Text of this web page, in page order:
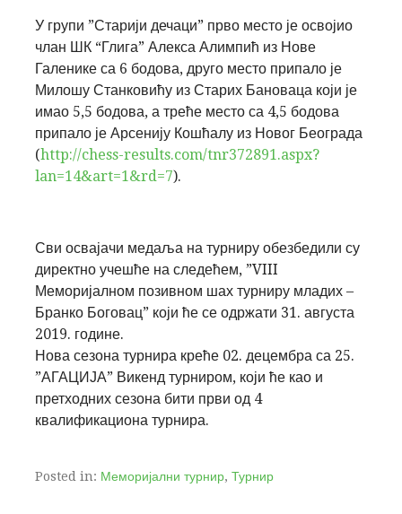
У групи ”Старији дечаци” прво место је освојио
члан ШК “Глига” Алекса Алимпић из Нове
Галенике са 6 бодова, друго место припало је
Милошу Станковићу из Старих Бановаца који је
имао 5,5 бодова, а треће место са 4,5 бодова
припало је Арсенију Кошћалу из Новог Београда
(http://chess-results.com/tnr372891.aspx?
lan=14&art=1&rd=7).
Сви освајачи медаља на турниру обезбедили су
директно учешће на следећем, ”VIII
Меморијалном позивном шах турниру младих –
Бранко Боговац” који ће се одржати 31. августа
2019. године.
Нова сезона турнира креће 02. децембра са 25.
”АГАЦИЈА” Викенд турниром, који ће као и
претходних сезона бити први од 4
квалификациона турнира.
Posted in: Меморијални турнир, Турнир